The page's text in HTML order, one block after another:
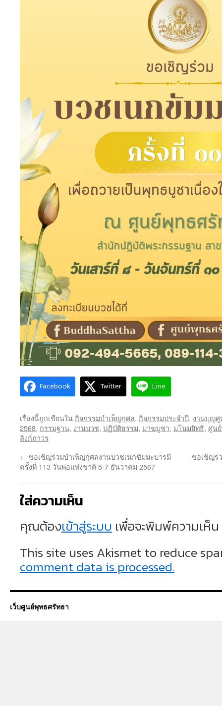
Facebook Twitter Line
เรื่องนี้ถูกเขียนใน กิจกรรมบำเพ็ญกุศล, กิจกรรมประจำปี, งานบุญศู
2568, กรรมฐาน, งานบวช, ปฏิบัติธรรม, มาฆบูชา, มโนมยิทธิ, ศูน
ลิงก์ถาวร
← ขอเชิญร่วมบำเพ็ญกุศลงานบวชเนกขัมมะบารมี
ครั้งที่ 113 วันพ่อแห่งชาติ 5-7 ธันวาคม 2567
ขอเชิญร่
ใส่ความเห็น
คุณต้องเข้าสู่ระบบ เพื่อจะพิมพ์ความเห็น
This site uses Akismet to reduce
comment data is processed.
เว็บศูนย์พุทธศรัทธา